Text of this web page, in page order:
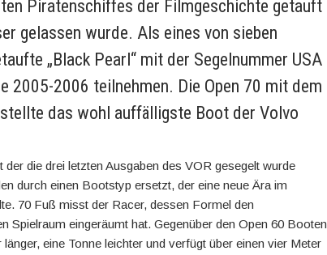
Piratenschiffes der Filmgeschichte getauft
gelassen wurde. Als eines von sieben
„Black Pearl“ mit der Segelnummer USA
2005-2006 teilnehmen. Die Open 70 mit dem
das wohl auffälligste Boot der Volvo
die drei letzten Ausgaben des VOR gesegelt wurde
durch einen Bootstyp ersetzt, der eine neue Ära im
70 Fuß misst der Racer, dessen Formel den
Spielraum eingeräumt hat. Gegenüber den Open 60 Booten
eine Tonne leichter und verfügt über einen vier Meter